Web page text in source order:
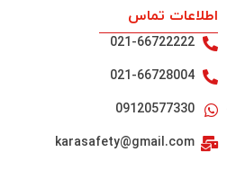
اطلاعات تماس
021-66722222
021-66728004
09120577330
karasafety@gmail.com